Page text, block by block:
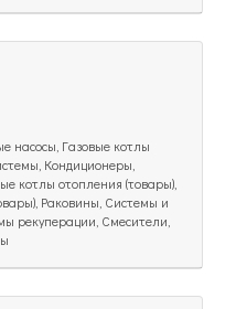
насосы, Газовые котлы
Кондиционеры,
котлы отопления (товары),
Раковины, Системы и
рекуперации, Смесители,